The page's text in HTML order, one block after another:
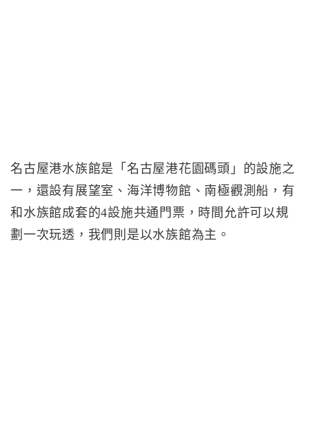
名古屋港水族館是「名古屋港花園碼頭」的設施之
一，還設有展望室、海洋博物館、南極觀測船，有
和水族館成套的4設施共通門票，時間允許可以規
劃一次玩透，我們則是以水族館為主。